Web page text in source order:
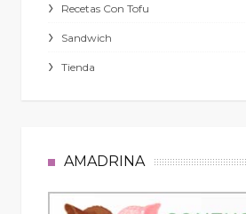
Recetas Con Tofu
Sandwich
Tienda
AMADRINA